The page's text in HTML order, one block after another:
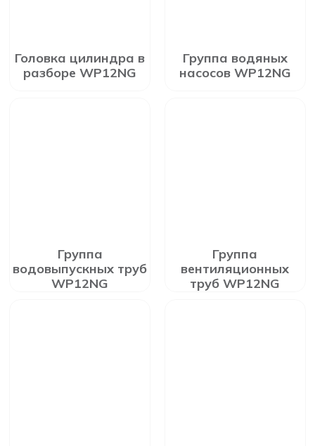
Головка цилиндра в
разборе WP12NG
Группа водяных
насосов WP12NG
Группа
водовыпускных труб
WP12NG
Группа
вентиляционных
труб WP12NG